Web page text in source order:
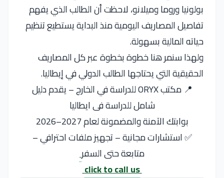
بولونيا وروما وميلانو، لاحظت أن الطالب الذي يفهم
تفاصيل المصاريف اليومية منذ البداية يستطيع تنظيم
حياته المالية بسهولة.
ولهذا سنمر هنا خطوة بخطوة عبر كل المصاريف
الحقيقية التي يحتاجها الطالب الدولي في إيطاليا.
📍 مكتب ORYX للدراسة في الخارج – يقدم دليل
شامل للدراسة فى ايطاليا
بوابتك الآمنة والمضمونة لعام 2027–2026
✅ استشارات مجانية – تجهيز ملفات احترافي –
متابعة حتى السفر
click to call us